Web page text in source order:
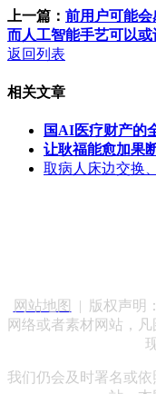
上一篇： 前用户可能
而人工智能手艺可以
返回列表
相关文章
国AI医疗财产的
让耿福能愈加果
取病人床边交换、
网站地图
| 版权声明
网络或者素材网站，
我们仍会及时署名或